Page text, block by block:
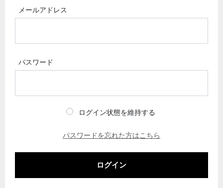
メールアドレス
パスワード
ログイン状態を維持する
パスワードを忘れた方はこちら
ログイン